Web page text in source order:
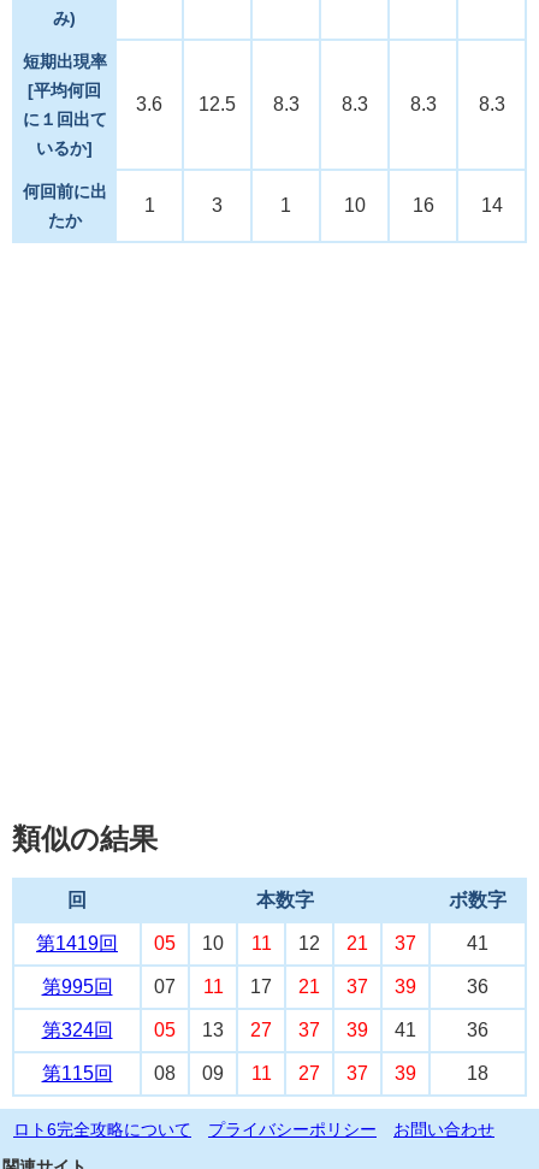
み)
短期出現率
[平均何回
に１回出て
いるか]
3.6 12.5 8.3 8.3 8.3 8.3
何回前に出
たか
1 3 1 10 16 14
類似の結果
回 本数字 ボ数字
第1419回 05 10 11 12 21 37 41
第995回 07 11 17 21 37 39 36
第324回 05 13 27 37 39 41 36
第115回 08 09 11 27 37 39 18
ロト6完全攻略について プライバシーポリシー
お問い合わせ